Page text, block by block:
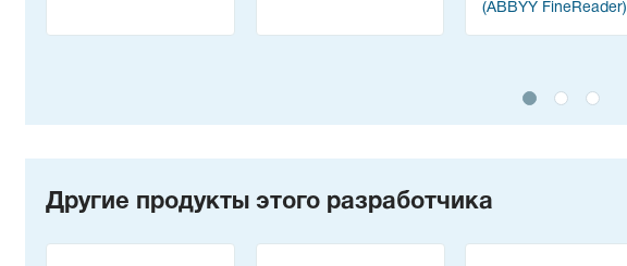
(ABBYY FineReader)
Другие продукты этого разработчика